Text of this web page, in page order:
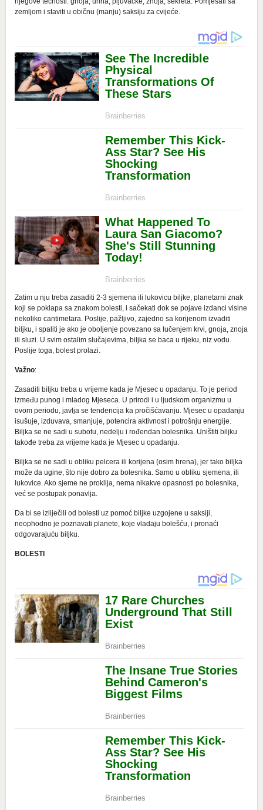
zemljom i staviti u običnu (manju) saksiju za cvijeće.
Zatim u nju treba zasaditi 2-3 sjemena ili lukovicu biljke, planetarni znak
koji se poklapa sa znakom bolesti, i sačekati dok se pojave izdanci visine
nekoliko cantimetara. Poslije, pažljivo, zajedno sa korijenom izvaditi
biljku, i spaliti je ako je oboljenje povezano sa lučenjem krvi, gnoja, znoja
ili sluzi. U svim ostalim slučajevima, biljka se baca u rijeku, niz vodu.
Poslije toga, bolest prolazi.
Važno:
Zasaditi biljku treba u vrijeme kada je Mjesec u opadanju. To je period
između punog i mladog Mjeseca. U prirodi i u ljudskom organizmu u
ovom periodu, javlja se tendencija ka pročišćavanju. Mjesec u opadanju
isušuje, izduvava, smanjuje, potencira aktivnost i potrošnju energije.
Biljka se ne sadi u subotu, nedelju i rođendan bolesnika. Uništiti biljku
takođe treba za vrijeme kada je Mjesec u opadanju.
Biljka se ne sadi u obliku pelcera ili korijena (osim hrena), jer tako biljka
može da ugine, što nije dobro za bolesnika. Samo u obliku sjemena, ili
lukovice. Ako sjeme ne proklija, nema nikakve opasnosti po bolesnika,
već se postupak ponavlja.
Da bi se izliječili od bolesti uz pomoć biljke uzgojene u saksiji,
neophodno je poznavati planete, koje vladaju bolešću, i pronaći
odgovarajuću biljku.
BOLESTI